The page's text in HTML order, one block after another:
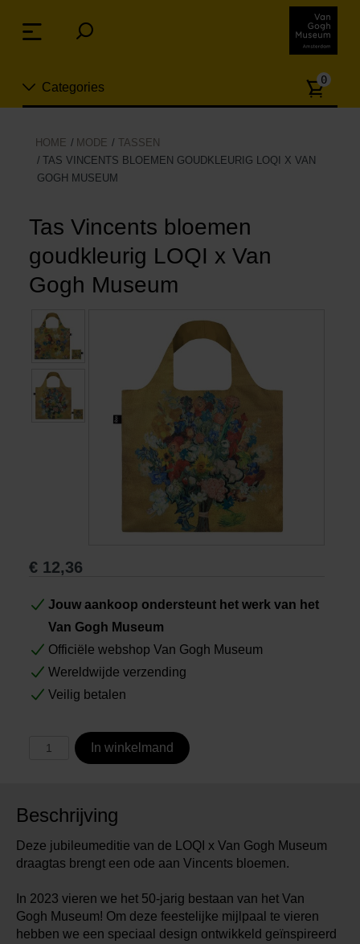
links
over
naar
menu
Categories
Nieuw
Sieraden
Mode
Wonen
Koken & tafelen
Vrije tijd
Boeken
Aantal
0
HOME MODE
TASSEN
TAS VINCENTS BLOEMEN GOUDKLEURIG LOQI X VAN
GOGH MUSEUM
Tas Vincents bloemen
goudkleurig LOQI x Van
Gogh Museum
€ 12,36
Jouw aankoop ondersteunt het werk van het
Van Gogh Museum
Officiële webshop Van Gogh Museum
Wereldwijde verzending
Veilig betalen
In winkelmand
Beschrijving
Deze jubileumeditie van de LOQI x Van Gogh Museum
draagtas brengt een ode aan Vincents bloemen.
In 2023 vieren we het 50-jarig bestaan van het Van
Gogh Museum! Om deze feestelijke mijlpaal te vieren
hebben we een speciaal design ontwikkeld geïnspireerd
Menu